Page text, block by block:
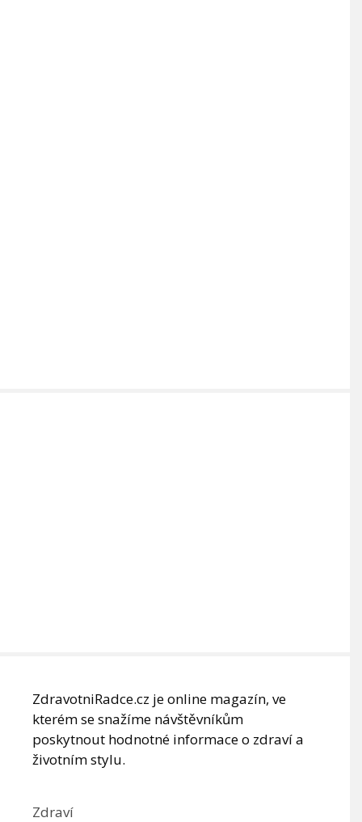
ZdravotniRadce.cz je online magazín, ve
kterém se snažíme návštěvníkům
poskytnout hodnotné informace o zdraví a
životním stylu.
Zdraví